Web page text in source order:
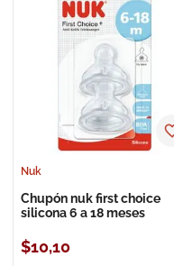
Nuk
Chupón nuk first choice
silicona 6 a 18 meses
$10,10